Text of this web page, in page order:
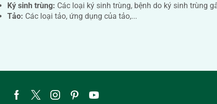
Ký sinh trùng: Các loại ký sinh trùng, bệnh do ký sinh trùng
Tảo: Các loại tảo, ứng dụng của tảo,...